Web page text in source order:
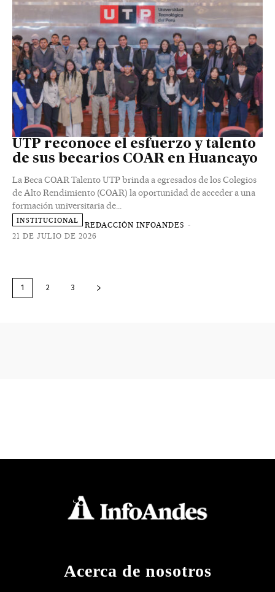
UTP reconoce el esfuerzo y talento
de sus becarios COAR en Huancayo
La Beca COAR Talento UTP brinda a egresados de los Colegios
de Alto Rendimiento (COAR) la oportunidad de acceder a una
formación universitaria de...
INSTITUCIONAL REDACCIÓN INFOANDES -
21 DE JULIO DE 2026
1 2 3
Acerca de nosotros